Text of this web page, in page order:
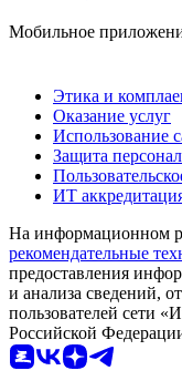
Мобильное
Этика и
Оказание услуг
Использование
Защита
ИТ
На информационном
рекомендательные
предоставления
и анализа сведений,
пользователей сети
Российской